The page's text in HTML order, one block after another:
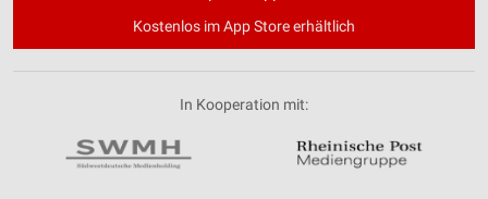
Kostenlos im App Store erhältlich
In Kooperation mit: